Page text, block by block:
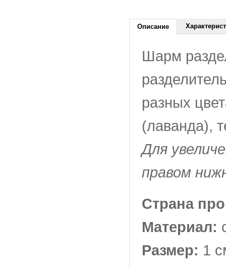
Описание
Шарм
разных
(лаванда),
Для
правом
Страна
Материал:
Размер: 1